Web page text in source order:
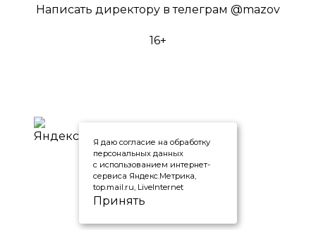
Написать директору в телеграм @mazov
16+
Я даю согласие на обработку
персональных данных
с использованием интернет-
сервиса Яндекс.Метрика,
top.mail.ru, LiveInternet
Принять